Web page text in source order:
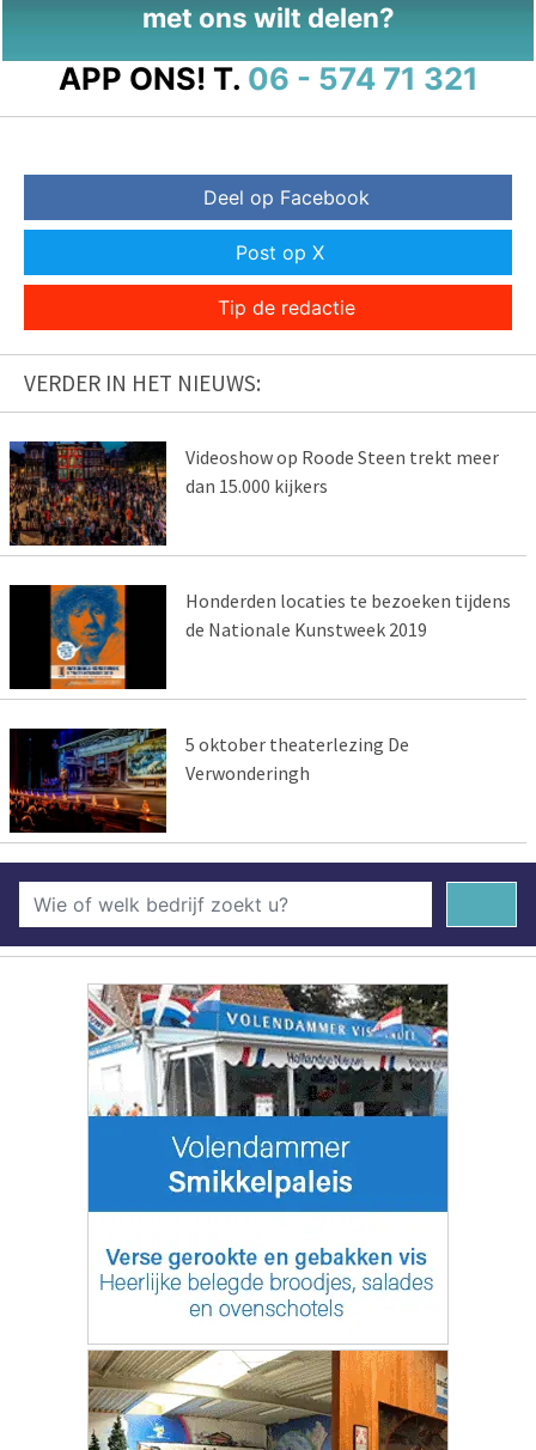
met ons wilt delen?
APP ONS! T. 06 - 574 71 321
Deel op Facebook
Post op X
Tip de redactie
VERDER IN HET NIEUWS:
Videoshow op Roode Steen trekt meer
dan 15.000 kijkers
Honderden locaties te bezoeken tijdens
de Nationale Kunstweek 2019
5 oktober theaterlezing De
Verwonderingh